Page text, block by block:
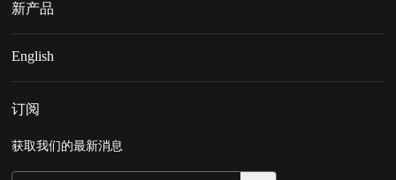
新产品
English
订阅
获取我们的最新消息